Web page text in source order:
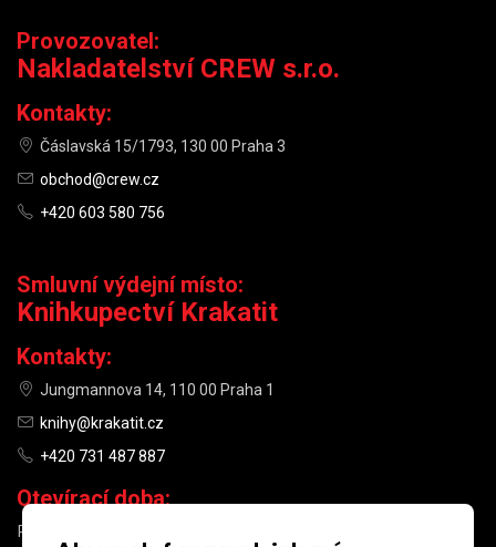
Provozovatel:
Nakladatelství CREW s.r.o.
Kontakty:
Čáslavská 15/1793, 130 00 Praha 3
obchod@crew.cz
+420 603 580 756
Smluvní výdejní místo:
Knihkupectví Krakatit
Kontakty:
Jungmannova 14, 110 00 Praha 1
knihy@krakatit.cz
+420 731 487 887
Otevírací doba:
PO–PÁ